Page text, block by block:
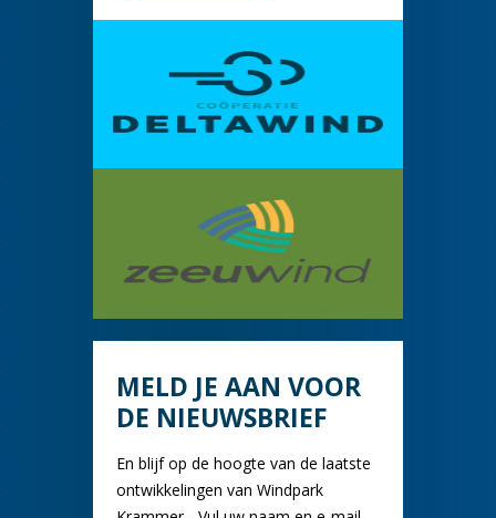
MELD JE AAN VOOR
DE NIEUWSBRIEF
En blijf op de hoogte van de laatste
ontwikkelingen van Windpark